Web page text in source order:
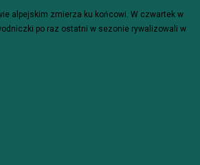
alpejskim zmierza ku końcowi. W czwartek w
po raz ostatni w sezonie rywalizowali w